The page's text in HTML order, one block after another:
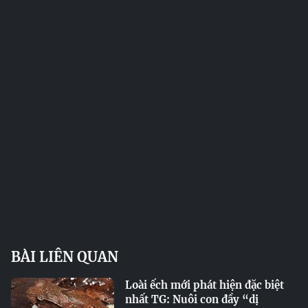
BÀI LIÊN QUAN
Loài ếch mới phát hiện đặc biệt
nhất TG: Nuôi con đầy “dị